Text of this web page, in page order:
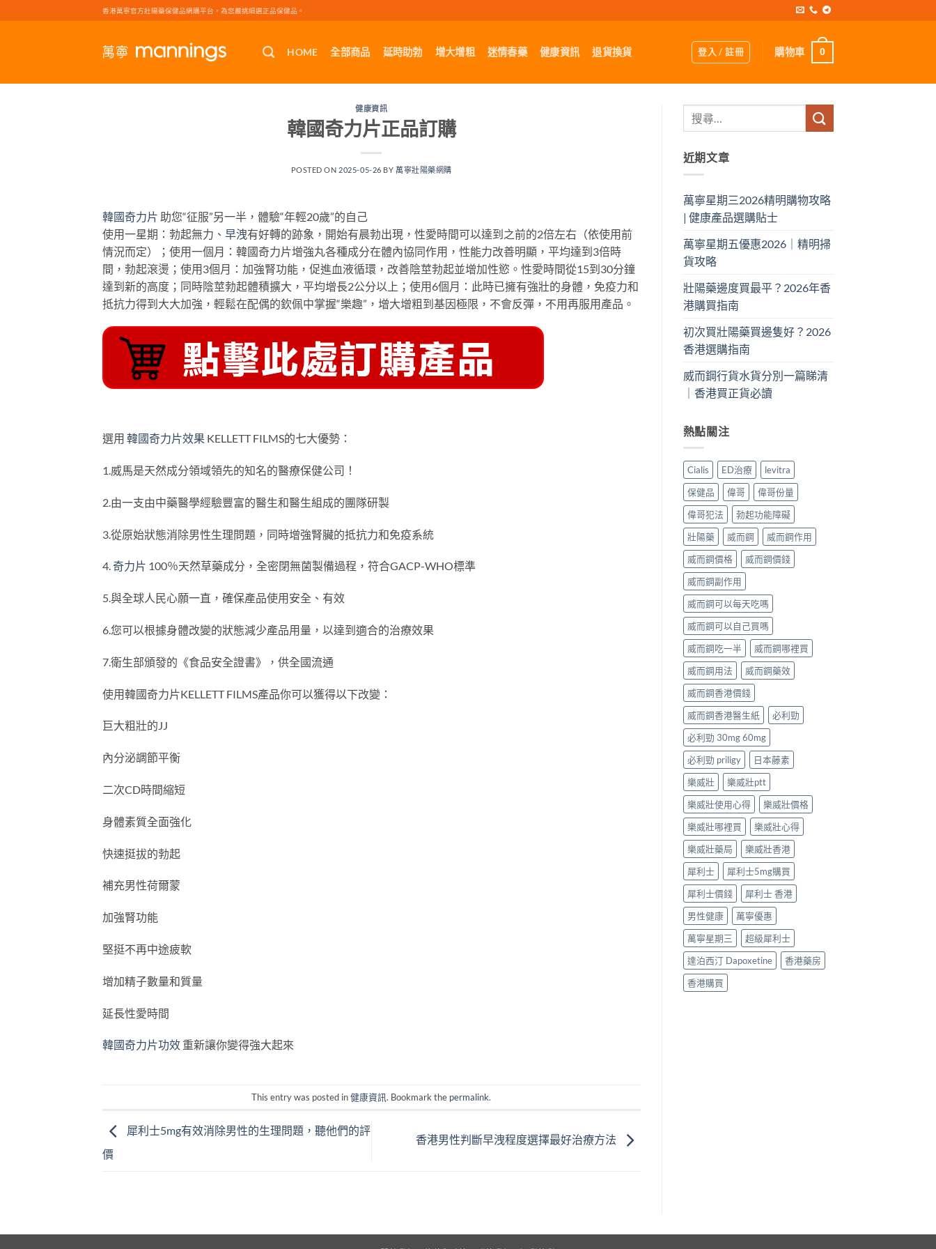
to
香港萬寧官方壯陽藥保健品網購平台，為您嚴挑細選正品保健品。
HOME 全部商品 延時助勃 增大增粗 迷情春藥 健康資訊 退貨換貨 登入 / 註冊 購物車 0
健康資訊
韓國奇力片正品訂購
POSTED ON 2025-05-26 BY萬寧壯陽藥網購
韓國奇力片 助您“征服”另一半，體驗“年輕20歲”的自己
使用一星期：勃起無力、 早洩有好轉的跡象，開始有晨勃出現，性愛時間可以達到之前的2倍左右（依使用前
情況而定）；使用一個月：韓國奇力片增強丸各種成分在體內協同作用，性能力改善明顯，平均達到3倍時
間，勃起滾燙；使用3個月：加強腎功能，促進血液循環，改善陰莖勃起並增加性慾。性愛時間從15到30分鐘
達到新的高度；同時陰莖勃起體積擴大，平均增長2公分以上；使用6個月：此時已擁有強壯的身體，免疫力和
抵抗力得到大大加強，輕鬆在配偶的欽佩中掌握“樂趣”，增大增粗到基因極限，不會反彈，不用再服用產品。
選用 韓國奇力片效果 KELLETT FILMS的七大優勢：
1.威馬是天然成分領域領先的知名的醫療保健公司！
2.由一支由中藥醫學經驗豐富的醫生和醫生組成的團隊研製
3.從原始狀態消除男性生理問題，同時增強腎臟的抵抗力和免疫系統
4.奇力片 100％天然草藥成分，全密閉無菌製備過程，符合GACP-WHO標準
5.與全球人民心願一直，確保產品使用安全、有效
6.您可以根據身體改變的狀態減少產品用量，以達到適合的治療效果
7.衛生部頒發的《食品安全證書》，供全國流通
使用韓國奇力片KELLETT FILMS產品你可以獲得以下改變：
巨大粗壯的JJ
內分泌調節平衡
二次CD時間縮短
身體素質全面強化
快速挺拔的勃起
補充男性荷爾蒙
加強腎功能
堅挺不再中途疲軟
增加精子數量和質量
延長性愛時間
韓國奇力片功效 重新讓你變得強大起來
This entry was posted in健康資訊. Bookmark the permalink.
犀利士5mg有效消除男性的生理問題，聽他們的評
價
香港男性判斷早洩程度選擇最好治療方法
近期文章
萬寧星期三2026精明購物攻略
| 健康產品選購貼士
萬寧星期五優惠2026｜精明掃
貨攻略
壯陽藥邊度買最平？2026年香
港購買指南
初次買壯陽藥買邊隻好？2026
香港選購指南
威而鋼行貨水貨分別一篇睇清
｜香港買正貨必讀
熱點關注
Cialis ED治療
levitra
保健品
偉哥
偉哥份量
偉哥犯法
勃起功能障礙
壯陽藥
威而鋼
威而鋼作用
威而鋼價格
威而鋼價錢
威而鋼副作用
威而鋼可以每天吃嗎
威而鋼可以自己買嗎
威而鋼吃一半
威而鋼哪裡買
威而鋼用法
威而鋼藥效
威而鋼香港價錢
威而鋼香港醫生紙
必利勁
必利勁 30mg 60mg
必利勁 priligy
日本藤素
樂威壯
樂威壯ptt
樂威壯使用心得
樂威壯價格
樂威壯哪裡買
樂威壯心得
樂威壯藥局
樂威壯香港
犀利士
犀利士5mg購買
犀利士價錢
犀利士 香港
男性健康
萬寧優惠
萬寧星期三
超級犀利士
達泊西汀 Dapoxetine
香港藥房
香港購買